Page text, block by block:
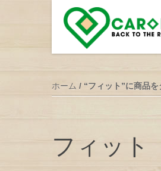
ホーム / “フィット”に商品
フィット